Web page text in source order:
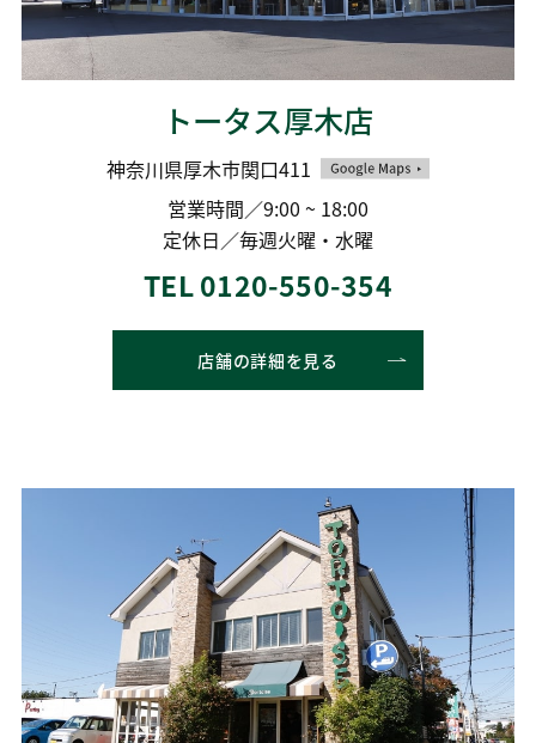
トータス厚木店
神奈川県厚木市関口411
営業時間／9:00 ~ 18:00
定休日／毎週火曜・水曜
TEL 0120-550-354
店舗の詳細を見る